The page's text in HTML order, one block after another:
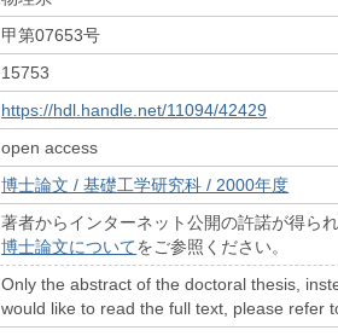
甲第07653号
15753
https://hdl.handle.net/11094/42429
open access
博士論文 / 基礎工学研究科 / 2000年度
著者からインターネット公開の許諾が得ら
博士論文についてをご参照ください。
Only the abstract of the doctoral thesis,
would like to read the full text, please refer